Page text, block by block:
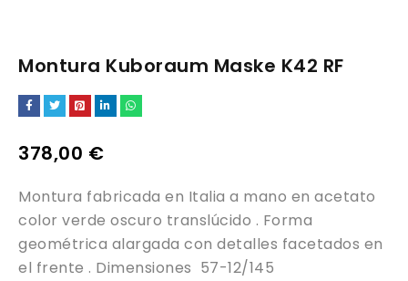
Montura Kuboraum Maske K42 RF
378,00 €
Montura fabricada en Italia a mano en acetato
color verde oscuro translúcido . Forma
geométrica alargada con detalles facetados en
el frente . Dimensiones 57-12/145